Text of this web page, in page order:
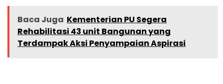
Baca Juga Kementerian PU Segera
Rehabilitasi 43 unit Bangunan yang
Terdampak Aksi Penyampaian Aspirasi